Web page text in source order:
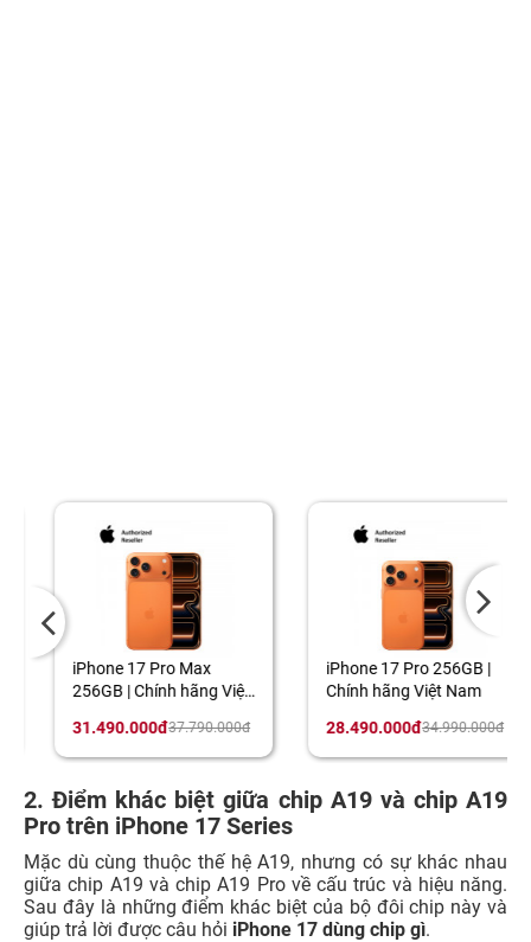
iPhone 17 Pro Max
256GB | Chính hãng Việt
31.490.000đ37.790.000đ
iPhone 17 Pro 256GB |
Chính hãng Việt Nam
28.490.000đ34.990.000đ
2. Điểm khác biệt giữa chip A19 và chip A19
Pro trên iPhone 17 Series
Mặc dù cùng thuộc thế hệ A19, nhưng có sự khác nhau
giữa chip A19 và chip A19 Pro về cấu trúc và hiệu năng.
Sau đây là những điểm khác biệt của bộ đôi chip này và
giúp trả lời được câu hỏi iPhone 17 dùng chip gì.